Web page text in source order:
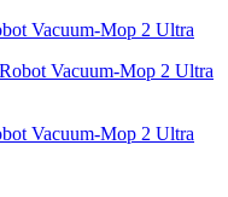
Vacuum-Mop 2 Ultra
Vacuum-Mop 2 Ultra